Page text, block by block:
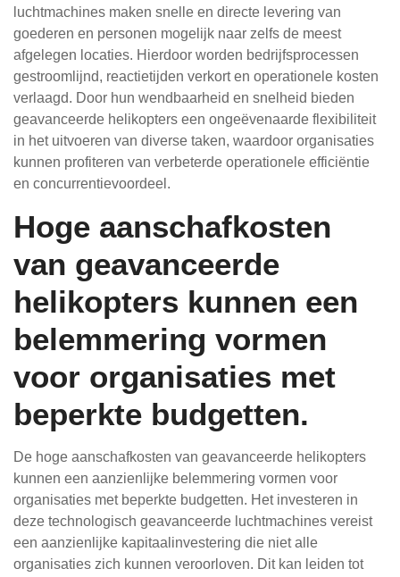
luchtmachines maken snelle en directe levering van
goederen en personen mogelijk naar zelfs de meest
afgelegen locaties. Hierdoor worden bedrijfsprocessen
gestroomlijnd, reactietijden verkort en operationele kosten
verlaagd. Door hun wendbaarheid en snelheid bieden
geavanceerde helikopters een ongeëvenaarde flexibiliteit
in het uitvoeren van diverse taken, waardoor organisaties
kunnen profiteren van verbeterde operationele efficiëntie
en concurrentievoordeel.
Hoge aanschafkosten
van geavanceerde
helikopters kunnen een
belemmering vormen
voor organisaties met
beperkte budgetten.
De hoge aanschafkosten van geavanceerde helikopters
kunnen een aanzienlijke belemmering vormen voor
organisaties met beperkte budgetten. Het investeren in
deze technologisch geavanceerde luchtmachines vereist
een aanzienlijke kapitaalinvestering die niet alle
organisaties zich kunnen veroorloven. Dit kan leiden tot